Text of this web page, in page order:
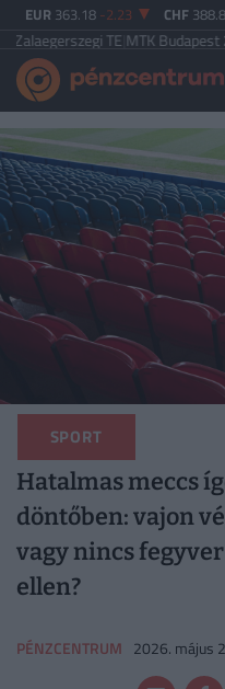
EUR 363.18 -2.23 CHF
TE|MTK Budapest2-3Puskás
SPORT
Hatalmas meccs
döntőben: vajon
vagy nincs
ellen?
PÉNZCENTRUM 2026. május